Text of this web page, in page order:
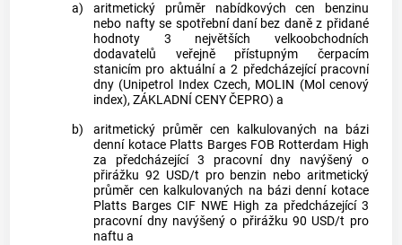
a)
aritmetický průměr nabídkových cen benzinu
nebo nafty se spotřební daní bez daně z přidané
hodnoty 3 největších velkoobchodních
dodavatelů veřejně přístupným čerpacím
stanicím pro aktuální a 2 předcházející pracovní
dny (Unipetrol Index Czech, MOLIN (Mol cenový
index), ZÁKLADNÍ CENY ČEPRO) a
b)
aritmetický průměr cen kalkulovaných na bázi
denní kotace Platts Barges FOB Rotterdam High
za předcházející 3 pracovní dny navýšený o
přirážku 92 USD/t pro benzin nebo aritmetický
průměr cen kalkulovaných na bázi denní kotace
Platts Barges CIF NWE High za předcházející 3
pracovní dny navýšený o přirážku 90 USD/t pro
naftu a